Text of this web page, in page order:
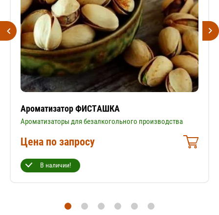
Ароматизатор ФИСТАШКА
Ароматизаторы для безалкогольного производства
Цена по запросу
В наличии!